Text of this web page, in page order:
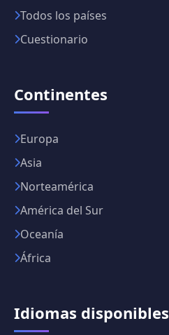
Todos los países
Cuestionario
Continentes
Europa
Asia
Norteamérica
América del Sur
Oceanía
África
Idiomas disponibles